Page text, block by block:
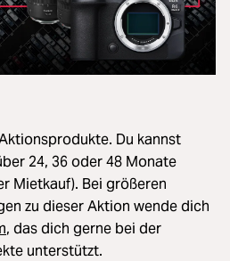
Du kannst
24, 36 oder 48 Monate
Mietkauf). Bei größeren
zu dieser Aktion wende dich
, das dich gerne bei der
unterstützt.